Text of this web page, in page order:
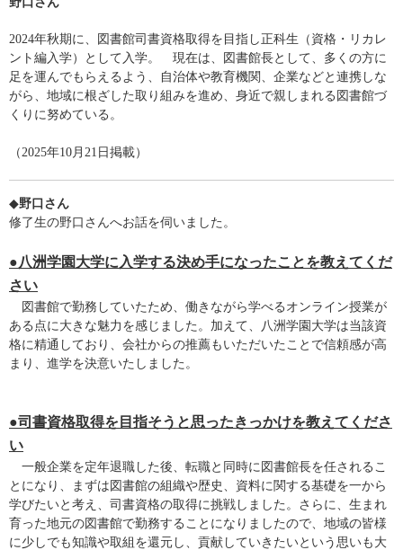
2024年秋期に、図書館司書資格取得を目指し正科生（資格・リカレ
ント編入学）として入学。 現在は、図書館長として、多くの方に
足を運んでもらえるよう、自治体や教育機関、企業などと連携しな
がら、地域に根ざした取り組みを進め、身近で親しまれる図書館づ
くりに努めている。
（2025年10月21日掲載）
◆野口さん
修了生の野口さんへお話を伺いました。
●八洲学園大学に入学する決め手になったことを教えてくだ
さい
図書館で勤務していたため、働きながら学べるオンライン授業が
ある点に大きな魅力を感じました。加えて、八洲学園大学は当該資
格に精通しており、会社からの推薦もいただいたことで信頼感が高
まり、進学を決意いたしました。
●司書資格取得を目指そうと思ったきっかけを教えてくださ
い
一般企業を定年退職した後、転職と同時に図書館長を任されるこ
とになり、まずは図書館の組織や歴史、資料に関する基礎を一から
学びたいと考え、司書資格の取得に挑戦しました。さらに、生まれ
育った地元の図書館で勤務することになりましたので、地域の皆様
に少しでも知識や取組を還元し、貢献していきたいという思いも大